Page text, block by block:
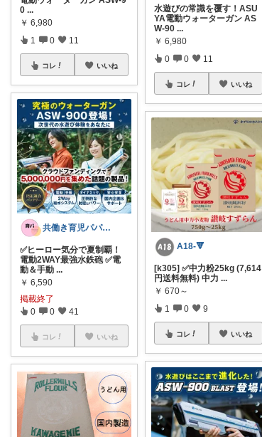
0 ...
￥ 6,980
1 0 11
コレ いいね
共働き育児パパのあるあるROOM
✅ヒーロー気分で夏制覇！
電動2WAY最強水鉄砲 ✅電
動＆手動 ...
￥ 6,590
掲載終了
0 0 41
コレ いいね
水遊びの常識を覆す！ASU
YA電動ウォーターガン AS
W-90 ...
￥ 6,980
0 0 11
コレ いいね
A18-🔻
[k305] ✅中力粉25kg (7,614
円送料無料) 中力 ...
￥ 670～
1 0 9
コレ いいね